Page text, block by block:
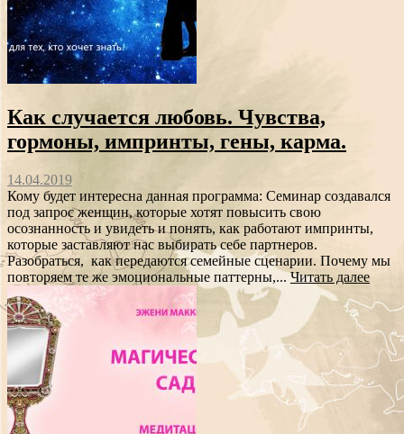
Как случается любовь. Чувства,
гормоны, импринты, гены, карма.
14.04.2019
Кому будет интересна данная программа: Семинар создавался
под запрос женщин, которые хотят повысить свою
осознанность и увидеть и понять, как работают импринты,
которые заставляют нас выбирать себе партнеров.
Разобраться, как передаются семейные сценарии. Почему мы
повторяем те же эмоциональные паттерны,...Читать далее